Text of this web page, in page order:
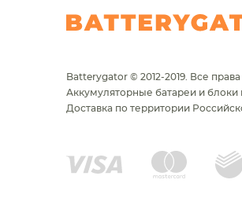
Batterygator © 2012-2019. Все
Аккумуляторные батареи и блоки
Доставка по территории